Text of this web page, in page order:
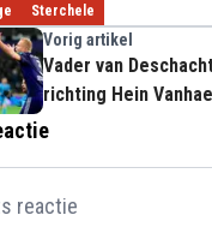
Sterchele
Vorig artikel
Vader van
richting Hein